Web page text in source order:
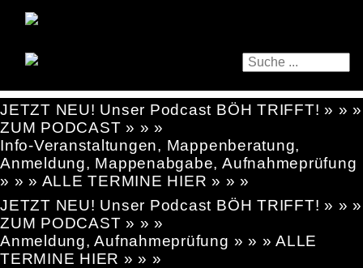
JETZT NEU! Unser Podcast BÖH TRIFFT! » » »
ZUM PODCAST » » »
Info-Veranstaltungen, Mappenberatung,
Anmeldung, Mappenabgabe, Aufnahmeprüfung
» » » ALLE TERMINE HIER » » »
JETZT NEU! Unser Podcast BÖH TRIFFT! » » »
ZUM PODCAST » » »
Anmeldung, Aufnahmeprüfung » » » ALLE
TERMINE HIER » » »